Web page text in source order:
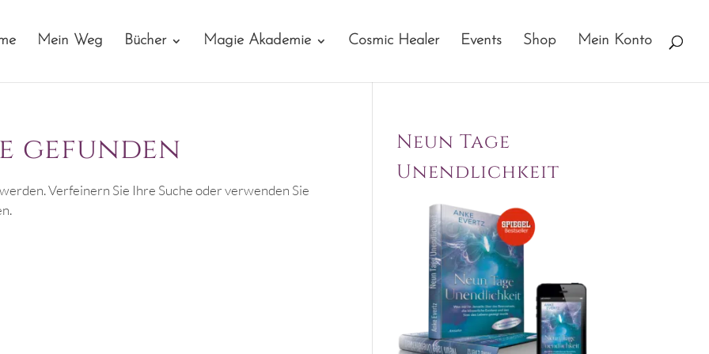
Mein Weg Bücher Magie Akademie Cosmic Healer Events Shop Mein Konto
gefunden
Verfeinern Sie Ihre Suche oder verwenden Sie
Neun Tage
Unendlichkeit